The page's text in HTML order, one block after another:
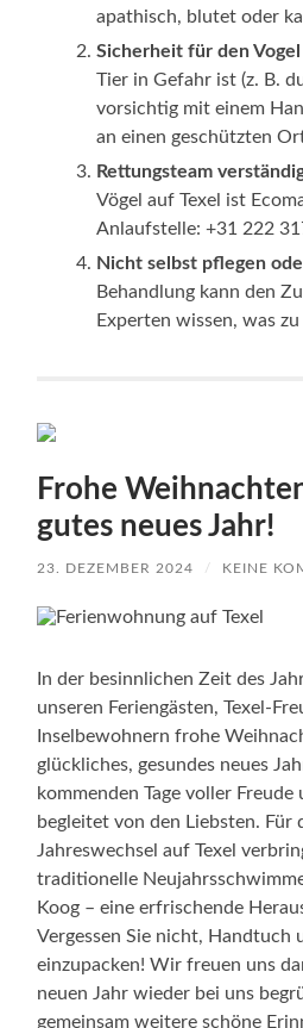
apathisch, blutet oder
Sicherheit für den
Tier in Gefahr ist (z. B.
vorsichtig mit einem
an einen geschützten
Rettungsteam
Vögel auf Texel ist
Anlaufstelle: +31 222
Nicht selbst pflegen
Behandlung kann den
Experten wissen, was
Frohe
gutes neues Jahr!
23. DEZEMBER 2024 / KEINE
​In der besinnlichen Zeit des
unseren Feriengästen, Texel-
Inselbewohnern frohe
glückliches, gesundes neues
kommenden Tage voller
begleitet von den Liebsten. Für
Jahreswechsel auf Texel
traditionelle
Koog – eine erfrischende
Vergessen Sie nicht, Handtuch
einzupacken! Wir freuen uns
neuen Jahr wieder bei uns
gemeinsam weitere schöne